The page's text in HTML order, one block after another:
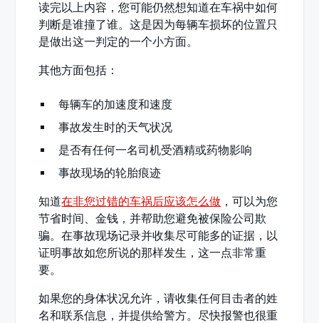
读完以上内容，您可能仍然想知道在车祸中如何
判断是谁撞了谁。这是因为每辆车损坏的位置只
是做出这一判定的一个小方面。
其他方面包括：
每辆车的加速度和速度
事故发生时的天气状况
是否有任何一名司机受酒精或药物影响
事故现场的轮胎痕迹
知道在非您过错的车祸后应该怎么做 ，可以为您
节省时间、金钱，并帮助您避免被保险公司欺
骗。在事故现场记录并收集尽可能多的证据，以
证明事故如您所说的那样发生，这一点非常重
要。
如果您的身体状况允许，请收集任何目击者的姓
名和联系信息，并提供给警方。尽快报警也很重